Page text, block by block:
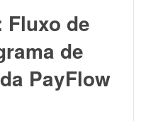
Fluxo de
de
PayFlow